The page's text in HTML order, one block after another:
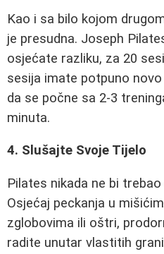
Kao i sa bilo kojom
je presudna. Joseph
osjećate razliku, za 20
sesija imate potpuno
da se počne sa 2-3
minuta.
4. Slušajte Svoje Tijelo
Pilates nikada ne bi
Osjećaj peckanja u
zglobovima ili oštri,
radite unutar vlastitih